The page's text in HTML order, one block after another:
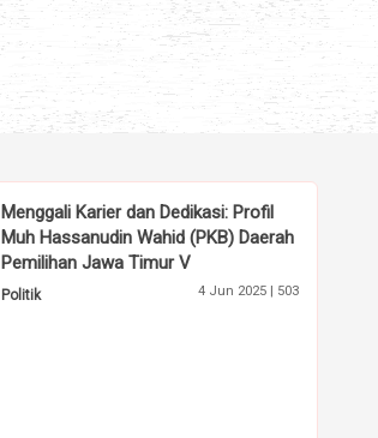
Menggali Karier dan Dedikasi: Profil
Muh Hassanudin Wahid (PKB) Daerah
Pemilihan Jawa Timur V
Politik 4 Jun 2025 | 503